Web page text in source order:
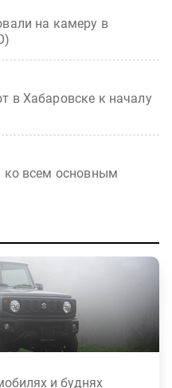
на камеру в
в Хабаровске к началу
ко всем основным
и буднях